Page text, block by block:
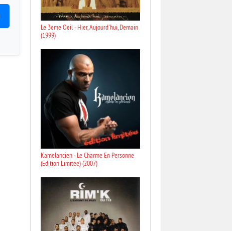
Le 3eme Oeil - Hier, Aujourd'hui, Demain
(1999)
Kamelancien - Le Charme En Personne
(Edition Limitee) (2007)